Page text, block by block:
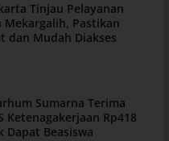
Tinjau Pelayanan
Mekargalih, Pastikan
dan Mudah Diakses
Sumarna Terima
Ketenagakerjaan Rp418
Dapat Beasiswa